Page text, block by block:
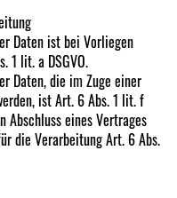
Daten ist bei Vorliegen
1 lit. a DSGVO.
Daten, die im Zuge einer
ist Art. 6 Abs. 1 lit. f
Abschluss eines Vertrages
die Verarbeitung Art. 6 Abs.